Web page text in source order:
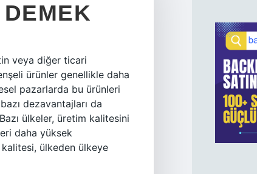
veya diğer ticari
ürünler genellikle daha
pazarlarda bu ürünleri
dezavantajları da
ülkeler, üretim kalitesini
daha yüksek
ülkeden ülkeye